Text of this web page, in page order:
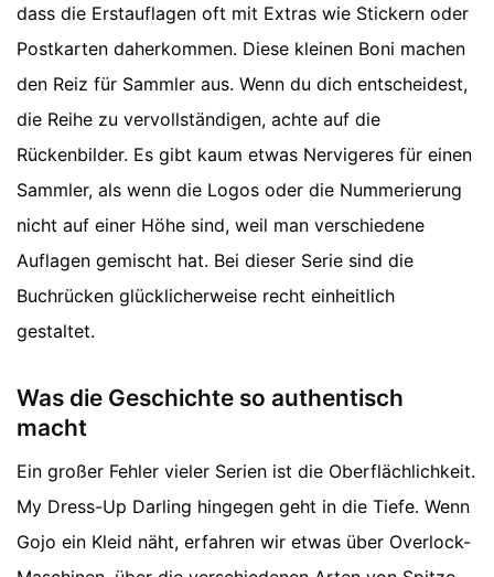
dass die Erstauflagen oft mit Extras wie Stickern oder
Postkarten daherkommen. Diese kleinen Boni machen
den Reiz für Sammler aus. Wenn du dich entscheidest,
die Reihe zu vervollständigen, achte auf die
Rückenbilder. Es gibt kaum etwas Nervigeres für einen
Sammler, als wenn die Logos oder die Nummerierung
nicht auf einer Höhe sind, weil man verschiedene
Auflagen gemischt hat. Bei dieser Serie sind die
Buchrücken glücklicherweise recht einheitlich
gestaltet.
Was die Geschichte so authentisch
macht
Ein großer Fehler vieler Serien ist die Oberflächlichkeit.
My Dress-Up Darling hingegen geht in die Tiefe. Wenn
Gojo ein Kleid näht, erfahren wir etwas über Overlock-